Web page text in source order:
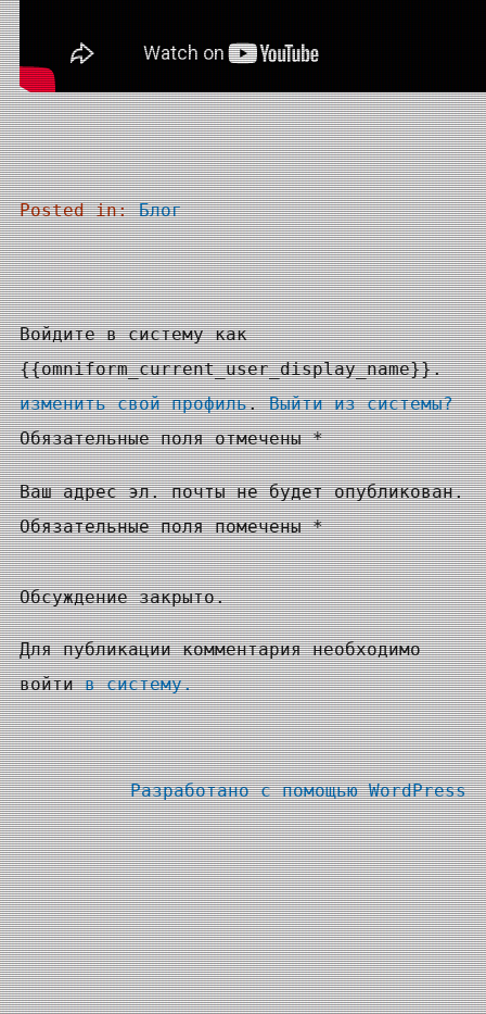
Posted in:Блог
Войдите в систему как
{{omniform_current_user_display_name}}.
изменить свой профиль.Выйти из системы?
Обязательные поля отмечены *
Ваш адрес эл. почты не будет опубликован.
Обязательные поля помечены *
Обсуждение закрыто.
Для публикации комментария необходимо
войтив систему.
Разработано с помощьюWordPress